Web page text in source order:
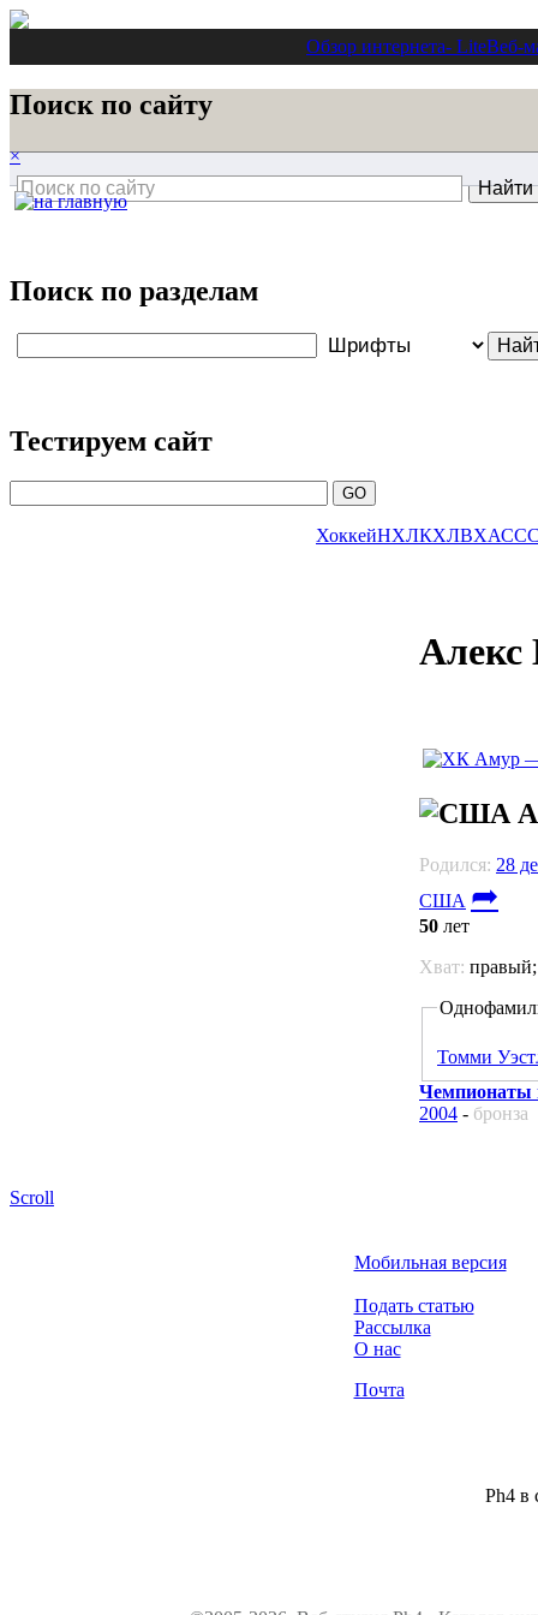
Обзор интернета- LiteВеб-
Поиск по сайту
×
Поиск по разделам
Тестируем сайт
ХоккейНХЛКХЛВХА
Алекс
Родился: 28
США ➦
50 лет
Хват:
Томми
Чемпионаты
2004 - бронза
Scroll
Мобильная версия
Подать статью
Рассылка
О нас
Почта
Ph4 в